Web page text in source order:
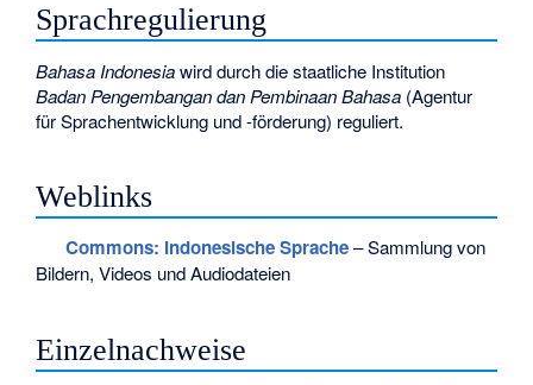
Sprachregulierung
Bahasa Indonesiawird durch die staatliche Institution
Badan Pengembangan dan Pembinaan Bahasa (Agentur
für Sprachentwicklung und -förderung) reguliert.
Weblinks
Commons: Indonesische Sprache– Sammlung von
Bildern, Videos und Audiodateien
Einzelnachweise